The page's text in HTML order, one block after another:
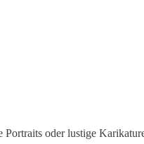
oder lustige